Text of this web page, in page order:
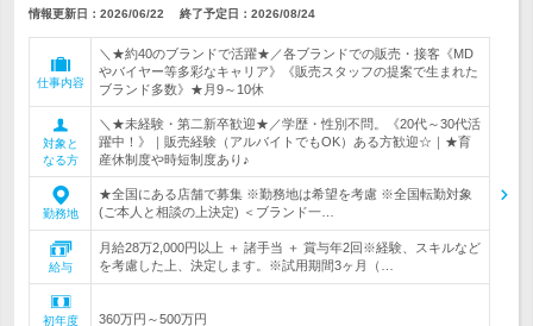
情報更新日：2026/06/22 終了予定日： 2026/08/24
仕事内容
＼★約40のブランドで活躍★／各ブランドでの販売・接客《MD
やバイヤー等多彩なキャリア》《販売スタッフの提案で生まれた
ブランド多数》★月9～10休
対象と
なる方
＼★未経験・第二新卒歓迎★／学歴・性別不問。《20代～30代活
躍中！》｜販売経験（アルバイトでもOK）ある方歓迎☆｜★育
産休制度や時短制度あり♪
勤務地
★全国にある店舗で募集 ※勤務地は希望を考慮 ※全国転勤対象
(ご本人と相談の上決定) ＜ブランド一…
給与
月給28万2,000円以上 ＋ 諸手当 ＋ 賞与年2回※経験、スキルなど
を考慮した上、決定します。※試用期間3ヶ月（…
初年度 360万円～500万円